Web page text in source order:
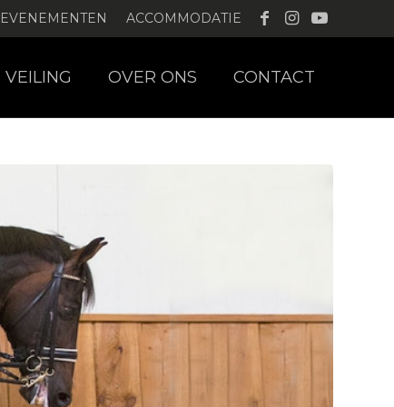
EVENEMENTEN ACCOMMODATIE
VEILING OVER ONS CONTACT